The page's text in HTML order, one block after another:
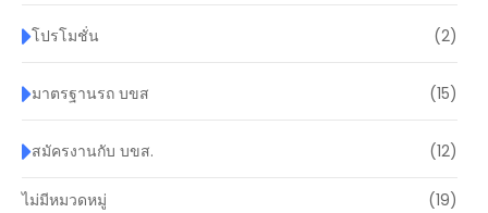
โปรโมชั่น (2)
มาตรฐานรถ บขส (15)
สมัครงานกับ บขส. (12)
ไม่มีหมวดหมู่ (19)